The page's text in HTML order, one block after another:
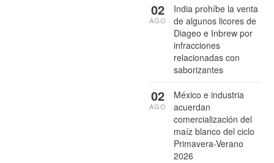
India prohíbe la venta
de algunos licores de
Diageo e Inbrew por
infracciones
relacionadas con
saborizantes
02
AGO
México e industria
acuerdan
comercialización del
maíz blanco del ciclo
Primavera-Verano
2026
02
AGO